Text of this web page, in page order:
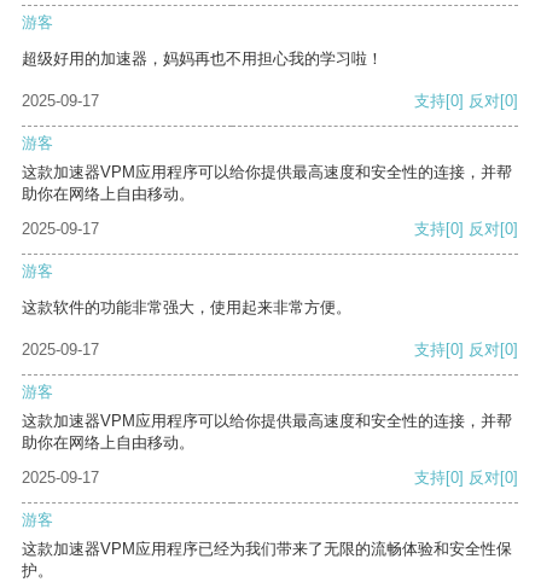
游客
超级好用的加速器，妈妈再也不用担心我的学习啦！
2025-09-17 支持[0] 反对[0]
游客
这款加速器VPM应用程序可以给你提供最高速度和安全性的连接，并帮
助你在网络上自由移动。
2025-09-17
支持[0] 反对[0]
游客
这款软件的功能非常强大，使用起来非常方便。
2025-09-17 支持[0] 反对[0]
游客
这款加速器VPM应用程序可以给你提供最高速度和安全性的连接，并帮
助你在网络上自由移动。
2025-09-17
支持[0] 反对[0]
游客
这款加速器VPM应用程序已经为我们带来了无限的流畅体验和安全性保
护。